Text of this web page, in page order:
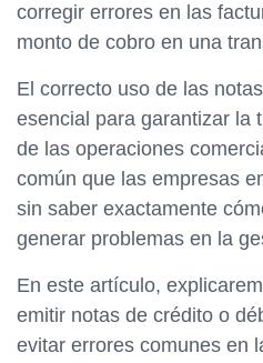
corregir errores en las
monto de cobro en una
El correcto uso de las
esencial para garantizar la
de las operaciones
común que las empresas
sin saber exactamente
generar problemas en la
En este artículo,
emitir notas de crédito o
evitar errores comunes en